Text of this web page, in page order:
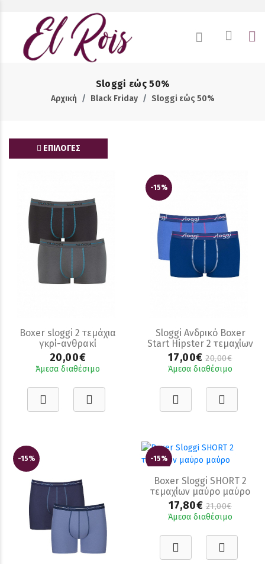
Sloggi εώς 50%
Αρχική Black Friday Sloggi εώς 50%
ΕΠΙΛΟΓΕΣ
Boxer sloggi 2 τεμάχια
γκρί-ανθρακί
20,00€
Άμεσα διαθέσιμο
-15%
Sloggi Ανδρικό Boxer
Start Hipster 2 τεμαχίων
μπλε
17,00€20,00€
Άμεσα διαθέσιμο
-15% -15%
Boxer Sloggi SHORT 2
τεμαχίων μαύρο μαύρο
17,80€ 21,00€
Άμεσα διαθέσιμο